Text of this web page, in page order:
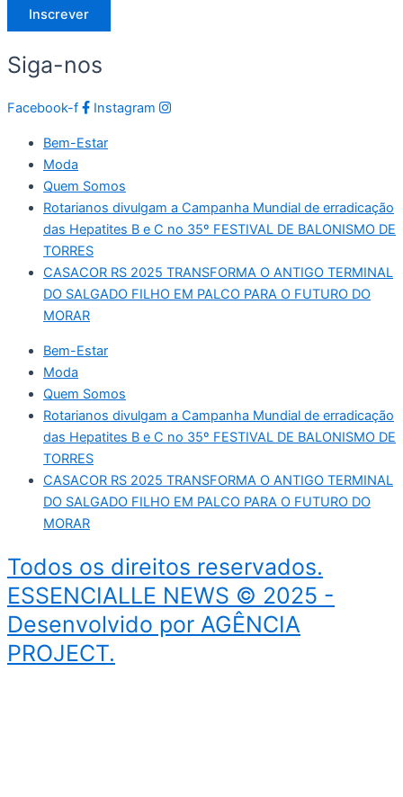
Inscrever
Siga-nos
Facebook-f Instagram
Bem-Estar
Moda
Quem Somos
Rotarianos divulgam a Campanha Mundial de erradicação
das Hepatites B e C no 35º FESTIVAL DE BALONISMO DE
TORRES
CASACOR RS 2025 TRANSFORMA O ANTIGO TERMINAL
DO SALGADO FILHO EM PALCO PARA O FUTURO DO
MORAR
Bem-Estar
Moda
Quem Somos
Rotarianos divulgam a Campanha Mundial de erradicação
das Hepatites B e C no 35º FESTIVAL DE BALONISMO DE
TORRES
CASACOR RS 2025 TRANSFORMA O ANTIGO TERMINAL
DO SALGADO FILHO EM PALCO PARA O FUTURO DO
MORAR
Todos os direitos reservados.
ESSENCIALLE NEWS © 2025 -
Desenvolvido por AGÊNCIA
PROJECT.